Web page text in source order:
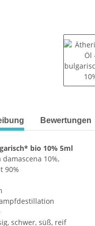
anzeigen
Bewertungen
bio 10% 5ml
damascena 10%,
90%
schwer, süß, reif